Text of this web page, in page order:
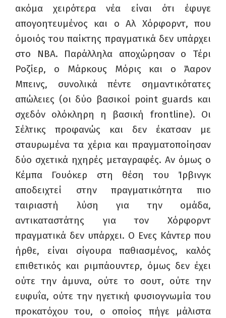
ακόμα χειρότερα νέα είναι ότι έφυγε
απογοητευμένος και ο Αλ Χόρφορντ, που
όμοιός του παίκτης πραγματικά δεν υπάρχει
στο
NBA. Παράλληλα αποχώρησαν ο Τέρι
Ροζίερ, ο Μάρκους Μόρις και ο Άαρον
Μπεινς, συνολικά πέντε σημαντικότατες
απώλειες (οι δύο βασικοί point guards και
σχεδόν ολόκληρη η βασική frontline). Οι
Σέλτικς προφανώς και δεν έκατσαν με
σταυρωμένα τα χέρια και πραγματοποίησαν
δύο σχετικά ηχηρές μεταγραφές. Αν όμως ο
Κέμπα Γουόκερ στη θέση του Ίρβινγκ
αποδειχτεί στην πραγματικότητα πιο
ταιριαστή λύση για την ομάδα,
αντικαταστάτης για τον Χόρφορντ
πραγματικά δεν υπάρχει. Ο Ενες Κάντερ που
ήρθε, είναι σίγουρα παθιασμένος, καλός
επιθετικός και ριμπάουντερ, όμως δεν έχει
ούτε την άμυνα, ούτε το σουτ, ούτε την
ευφυΐα, ούτε την ηγετική φυσιογνωμία του
προκατόχου του, ο οποίος πήγε μάλιστα